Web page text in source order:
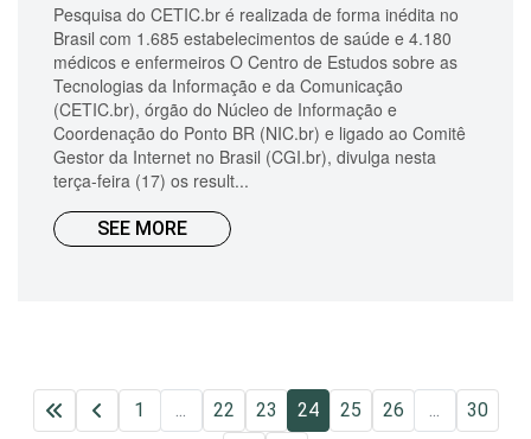
Pesquisa do CETIC.br é realizada de forma inédita no
Brasil com 1.685 estabelecimentos de saúde e 4.180
médicos e enfermeiros O Centro de Estudos sobre as
Tecnologias da Informação e da Comunicação
(CETIC.br), órgão do Núcleo de Informação e
Coordenação do Ponto BR (NIC.br) e ligado ao Comitê
Gestor da Internet no Brasil (CGI.br), divulga nesta
terça-feira (17) os result...
SEE MORE
1 ... 22 23 24 25 26 ... 30